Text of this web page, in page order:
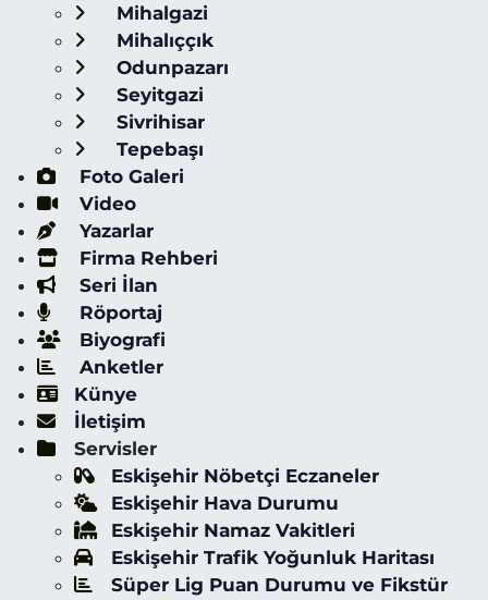
Mihalgazi
Mihalıççık
Odunpazarı
Seyitgazi
Sivrihisar
Tepebaşı
Foto Galeri
Video
Yazarlar
Firma Rehberi
Seri İlan
Röportaj
Biyografi
Anketler
Künye
İletişim
Servisler
Eskişehir Nöbetçi Eczaneler
Eskişehir Hava Durumu
Eskişehir Namaz Vakitleri
Eskişehir Trafik Yoğunluk Haritası
Süper Lig Puan Durumu ve Fikstür